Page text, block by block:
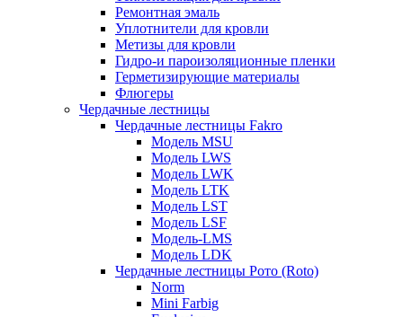
Ремонтная эмаль
Уплотнители для кровли
Метизы для кровли
Гидро-и пароизоляционные пленки
Герметизирующие материалы
Флюгеры
Чердачные лестницы
Чердачные лестницы Fakro
Модель MSU
Модель LWS
Модель LWK
Модель LTK
Модель LST
Модель LSF
Модель-LMS
Модель LDK
Чердачные лестницы Рото (Roto)
Norm
Mini Farbig